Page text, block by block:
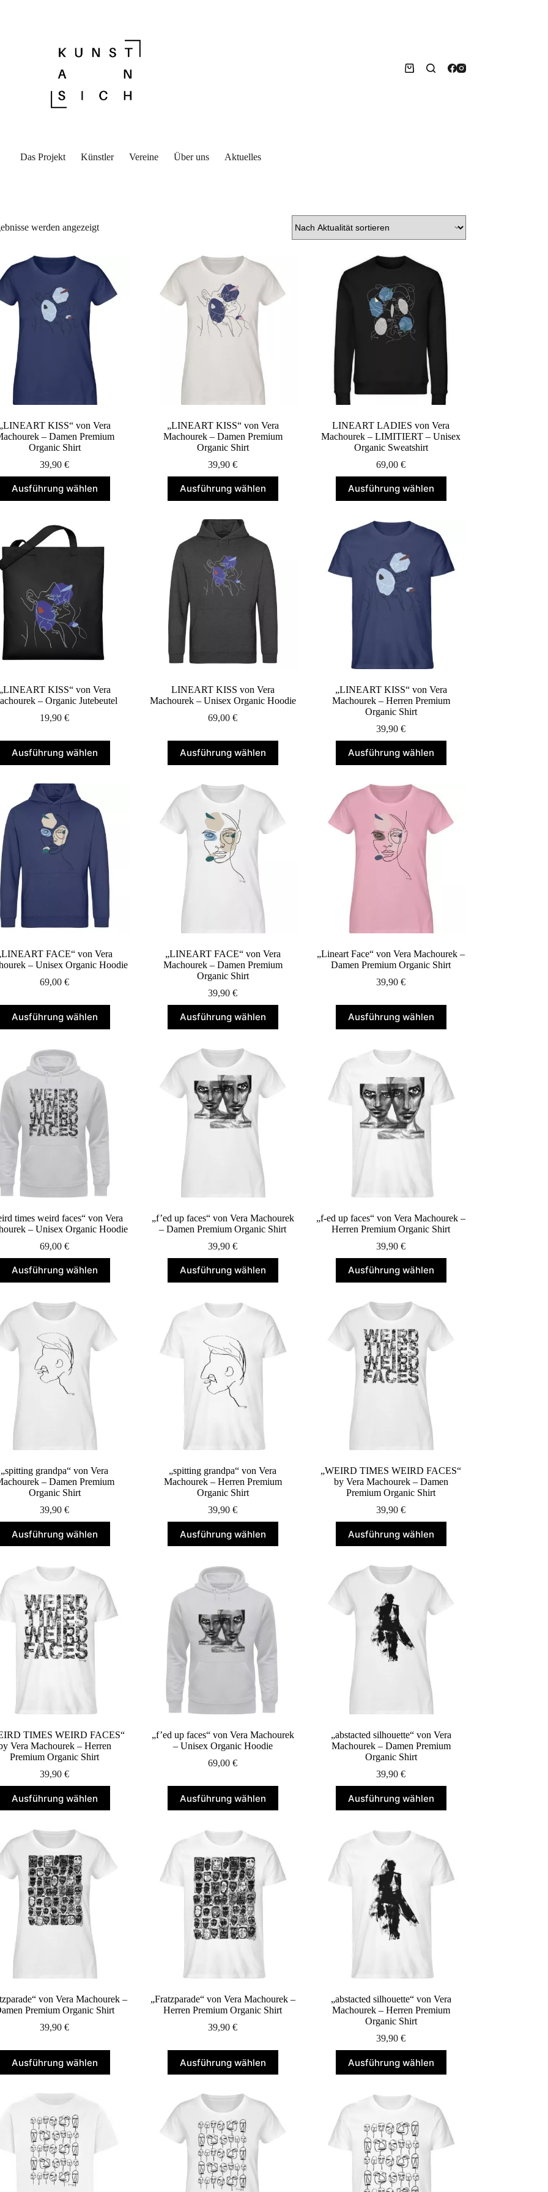
Warenkorb
Das Projekt Künstler Vereine Über uns Aktuelles
werden angezeigtNach
KISS“ von Vera
– Damen Premium
Organic Shirt
39,90€
Ausführung wählen
Produkt
weist
Varianten
auf.
Die
auf
der
Produktseite
gewählt
werden
„LINEART KISS“ von Vera
Machourek – Damen Premium
Organic Shirt
39,90€
Ausführung wählen
Produkt
weist
Varianten
auf.
Optionen
können
auf
der
Produktseite
LINEART LADIES von Vera
Machourek – LIMITIERT – Unisex
Organic Sweatshirt
69,00€
Ausführung wählen
Produkt
weist
Varianten
auf.
Optionen
können
auf
der
Produktseite
gewählt
KISS“ von Vera
– Organic Jutebeutel
19,90€
Ausführung wählen
Produkt
weist
Varianten
auf.
Die
Optionen
können
auf
der
Produktseite
LINEART KISS von Vera
Machourek – Unisex Organic Hoodie
69,00€
Ausführung wählen
Produkt
weist
Varianten
auf.
Die
Optionen
können
auf
der
Produktseite
gewählt
„LINEART KISS“ von Vera
Machourek – Herren Premium
Organic Shirt
39,90€
Ausführung wählen
Produkt
weist
Varianten
auf.
Optionen
können
auf
der
Produktseite
gewählt
FACE“ von Vera
– Unisex Organic Hoodie
69,00€
Ausführung wählen
Produkt
weist
Varianten
auf.
Die
Optionen
können
auf
der
Produktseite
gewählt
„LINEART FACE“ von Vera
Machourek – Damen Premium
Organic Shirt
39,90€
Ausführung wählen
Produkt
weist
Varianten
auf.
Die
Optionen
können
auf
der
Produktseite
„Lineart Face“ von Vera Machourek –
Damen Premium Organic Shirt
39,90€
Ausführung wählen
Produkt
weist
Varianten
auf.
Die
Optionen
können
auf
der
Produktseite
gewählt
times weird faces“ von Vera
– Unisex Organic Hoodie
69,00€
Ausführung wählen
Produkt
weist
Varianten
auf.
Optionen
können
auf
der
Produktseite
gewählt
„f’ed up faces“ von Vera Machourek
– Damen Premium Organic Shirt
39,90€
Ausführung wählen
Produkt
weist
Varianten
auf.
Optionen
können
der
Produktseite
gewählt
werden
„f-ed up faces“ von Vera Machourek –
Herren Premium Organic Shirt
39,90€
Ausführung wählen
Produkt
weist
Varianten
auf.
Die
Optionen
können
auf
der
Produktseite
„spitting grandpa“ von Vera
– Damen Premium
Organic Shirt
39,90€
Ausführung wählen
Produkt
weist
Varianten
auf.
Die
Optionen
können
auf
der
Produktseite
gewählt
„spitting grandpa“ von Vera
Machourek – Herren Premium
Organic Shirt
39,90€
Ausführung wählen
Produkt
weist
Varianten
auf.
Die
Optionen
können
auf
der
Produktseite
„WEIRD TIMES WEIRD FACES“
by Vera Machourek – Damen
Premium Organic Shirt
39,90€
Ausführung wählen
Produkt
weist
Varianten
auf.
Die
Optionen
können
auf
der
Produktseite
gewählt
TIMES WEIRD FACES“
Vera Machourek – Herren
Premium Organic Shirt
39,90€
Ausführung wählen
Produkt
weist
Varianten
auf.
Die
Optionen
können
auf
der
Produktseite
gewählt
„f’ed up faces“ von Vera Machourek
– Unisex Organic Hoodie
69,00€
Ausführung wählen
Produkt
weist
Varianten
auf.
Die
Optionen
können
auf
der
Produktseite
gewählt
werden
„abstacted silhouette“ von Vera
Machourek – Damen Premium
Organic Shirt
39,90€
Ausführung wählen
Produkt
weist
Varianten
auf.
Optionen
können
auf
der
Produktseite
gewählt
werden
von Vera Machourek –
Premium Organic Shirt
39,90€
Ausführung wählen
Produkt
weist
Die
Optionen
können
auf
der
Produktseite
gewählt
„Fratzparade“ von Vera Machourek –
Herren Premium Organic Shirt
39,90€
Ausführung wählen
Produkt
weist
Varianten
auf.
Die
Optionen
können
auf
der
Produktseite
gewählt
„abstacted silhouette“ von Vera
Machourek – Herren Premium
Organic Shirt
39,90€
Ausführung wählen
Produkt
weist
Varianten
auf.
Die
Optionen
können
auf
der
Produktseite
gewählt